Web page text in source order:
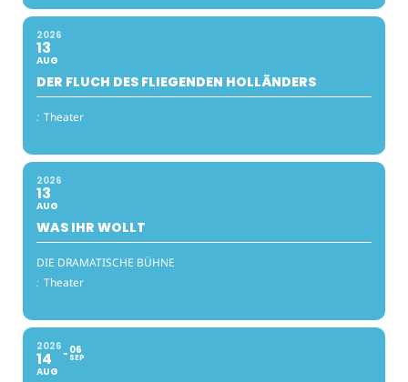
2026
13
AUG
DER FLUCH DES FLIEGENDEN HOLLÄNDERS
: Theater
2026
13
AUG
WAS IHR WOLLT
DIE DRAMATISCHE BÜHNE
: Theater
2026
14
AUG
06
SEP